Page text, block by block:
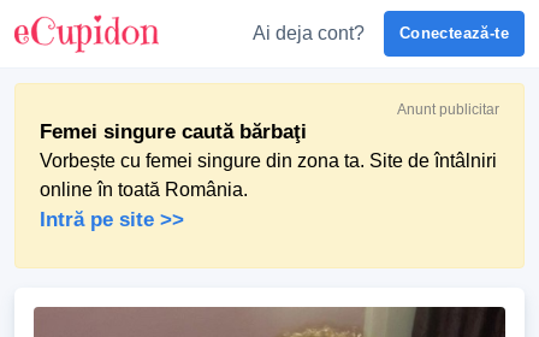
Ai deja cont? Conectează-te
Anunt publicitar
Femei singure caută bărbaţi
Vorbește cu femei singure din zona ta. Site de întâlniri
online în toată România.
Intră pe site >>